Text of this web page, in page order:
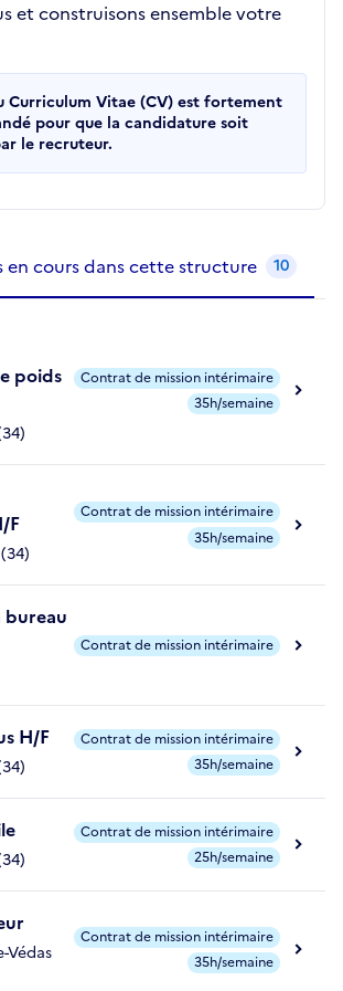
et construisons ensemble votre
Curriculum Vitae (CV) est fortement
pour que la candidature soit
le recruteur.
en cours dans cette structure 10
poids
Contrat de mission intérimaire
35h/semaine
F
Contrat de mission intérimaire
35h/semaine
bureau
Contrat de mission intérimaire
H/F
Contrat de mission intérimaire
35h/semaine
Contrat de mission intérimaire
25h/semaine
Védas
Contrat de mission intérimaire
35h/semaine